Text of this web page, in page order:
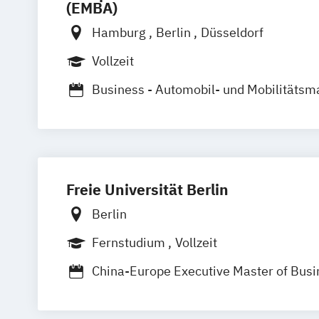
(EMBA)
Hamburg Berlin
Düsseldorf
Vollzeit
Business - Automobil- und
Business - Sport- Fitness- und
Marketing - Werbe- und
Freie Universität Berlin
Berlin
Fernstudium
Vollzeit
China-Europe Executive Master of
Management & Marketing